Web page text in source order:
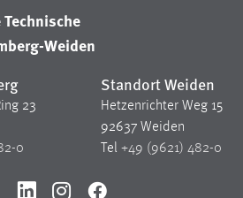
Weiden
23
0
Standort Weiden
Hetzenrichter Weg 15
92637 Weiden
Tel +49 (9621) 482-0